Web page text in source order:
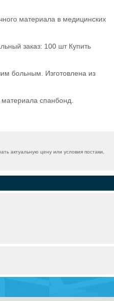
материала в медицинских
заказ: 100 шт Купить
больным. Изготовлена из
спанбонд.
актуальную цену или условия постаки,